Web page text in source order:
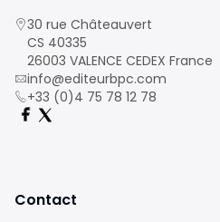
30 rue Châteauvert
CS 40335
26003 VALENCE CEDEX France
info@editeurbpc.com
+33 (0)4 75 78 12 78
Contact